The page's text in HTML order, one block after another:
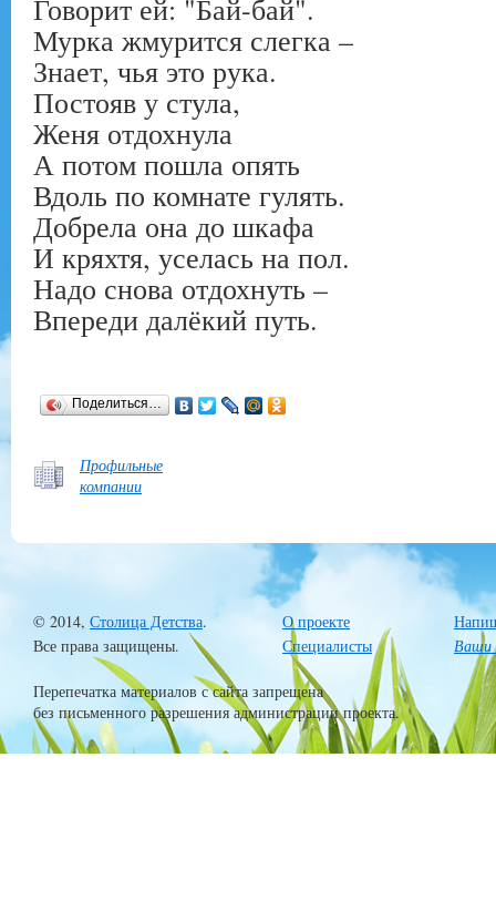
Говорит ей: "Бай-бай".
Мурка жмурится слегка –
Знает, чья это рука.
Постояв у стула,
Женя отдохнула
А потом пошла опять
Вдоль по комнате гулять.
Добрела она до шкафа
И кряхтя, уселась на пол.
Надо снова отдохнуть –
Впереди далёкий путь.
Поделиться…
Профильные
компании
© 2014, Столица Детства.
Все права защищены.
О проекте
Специалисты
Ваши
Перепечатка материалов с сайта запрещена
без письменного разрешения администрации проекта.